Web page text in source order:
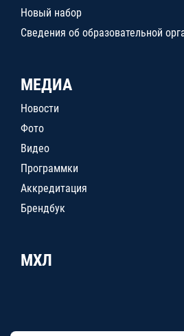
Новый набор
Сведения об образовательной
МЕДИА
Новости
Фото
Видео
Программки
Аккредитация
Брендбук
МХЛ